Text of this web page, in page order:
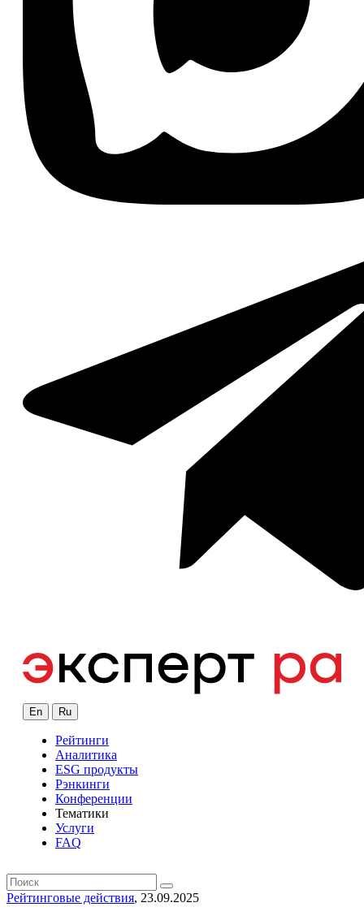
En Ru
Рейтинги
Аналитика
ESG продукты
Рэнкинги
Конференции
Тематики
Услуги
FAQ
Рейтинговые действия, 23.09.2025